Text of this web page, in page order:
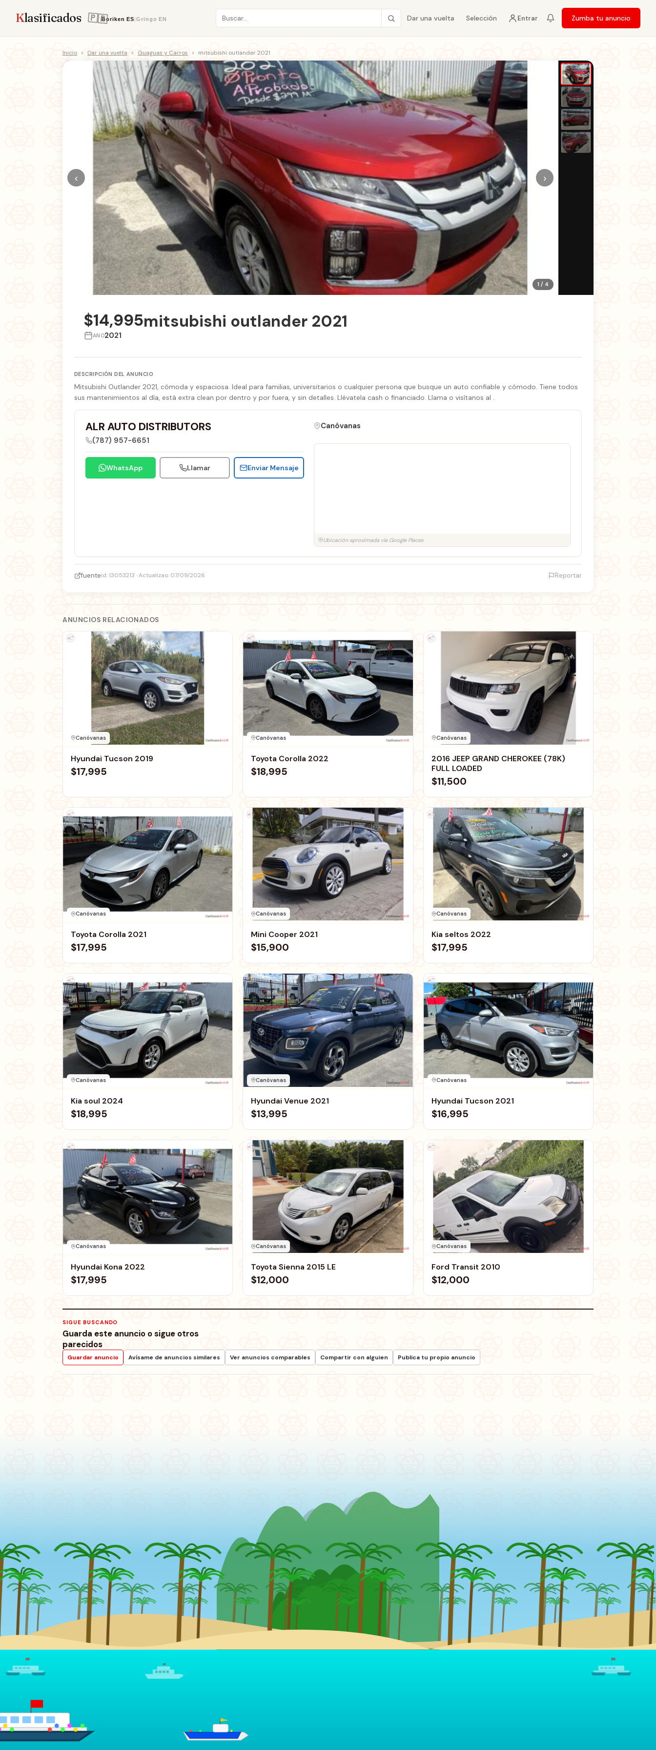
Klasificados Boriken ES|Gringo EN Dar una vuelta Selección Entrar Zumba tu anuncio
Inicio > Dar una vuelta > Guaguas y Carros > mitsubishi outlander 2021
1 / 4
‹ ›
$14,995mitsubishi outlander 2021
ANO2021
DESCRIPCIÓN DEL ANUNCIO
Mitsubishi Outlander 2021, cómoda y espaciosa. Ideal para familias, universitarios o cualquier persona que busque un auto confiable y cómodo. Tiene todos
sus mantenimientos al día, está extra clean por dentro y por fuera, y sin detalles. Llévatela cash o financiado. Llama o visítanos al .
ALR AUTO DISTRIBUTORS
(787) 957-6651
WhatsApp Llamar Enviar Mensaje
Canóvanas
Ubicación aproximada vía Google Places
fuenteid: 13053213 · Actualizao: 07/09/2026 Reportar
ANUNCIOS RELACIONADOS
Canóvanas
Hyundai Tucson 2019
$17,995
Canóvanas
Toyota Corolla 2022
$18,995
Canóvanas
2016 JEEP GRAND CHEROKEE (78K)
FULL LOADED
$11,500
Canóvanas
Toyota Corolla 2021
$17,995
Canóvanas
Mini Cooper 2021
$15,900
Canóvanas
Kia seltos 2022
$17,995
Canóvanas
Kia soul 2024
$18,995
Canóvanas
Hyundai Venue 2021
$13,995
Canóvanas
Hyundai Tucson 2021
$16,995
Canóvanas
Hyundai Kona 2022
$17,995
Canóvanas
Toyota Sienna 2015 LE
$12,000
Canóvanas
Ford Transit 2010
$12,000
SIGUE BUSCANDO
Guarda este anuncio o sigue otros
parecidos
Guardar anuncio Avísame de anuncios similares Ver anuncios comparables Compartir con alguien Publica tu propio anuncio